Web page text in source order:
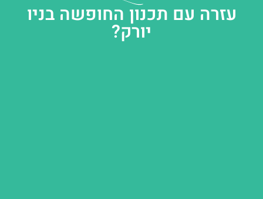
עזרה עם תכנון החופשה בניו
יורק?